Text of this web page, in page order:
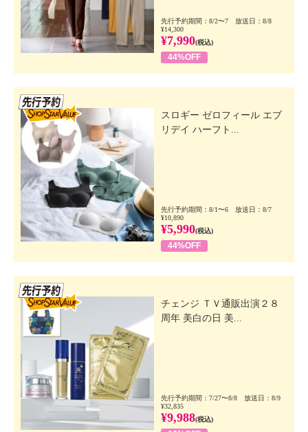
先行予約期間：8/2〜7 放送日：8/8
¥14,300
¥7,990(税込)
44%OFF
スロギー ゼロフィール エブ
リデイ ハーフト...
先行予約期間：8/1〜6 放送日：8/7
¥10,890
¥5,990(税込)
44%OFF
チェンジ ＴＶ通販出演２８
周年 美白の日 美...
先行予約期間：7/27〜8/8 放送日：8/9
¥32,835
¥9,988(税込)